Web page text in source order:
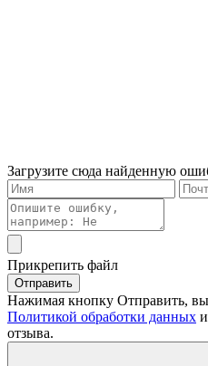
Загрузите сюда найденную
Прикрепить файл
Отправить
Нажимая кнопку Отправить, вы
Политикой обработки данных
отзыва.